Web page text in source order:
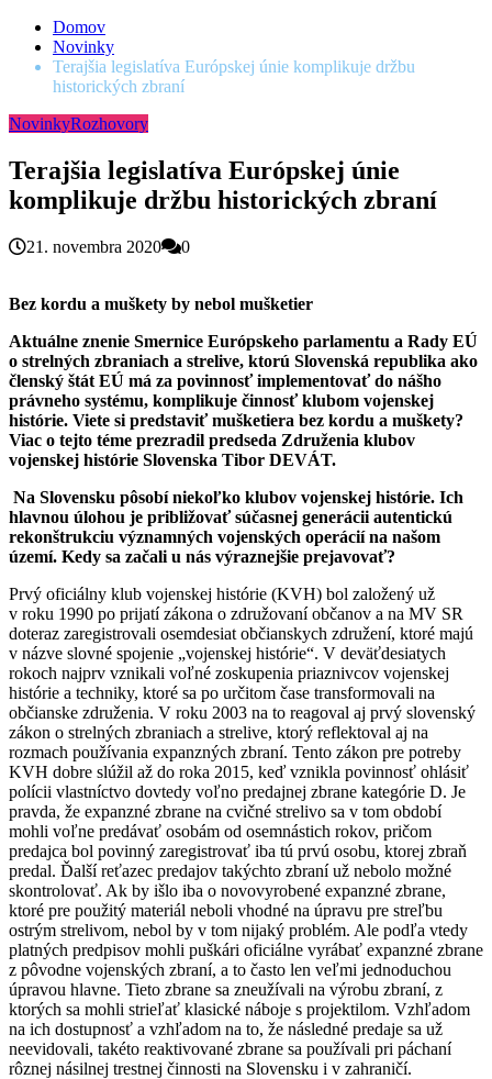
Domov
Novinky
Terajšia legislatíva Európskej únie komplikuje držbu
historických zbraní
NovinkyRozhovory
Terajšia legislatíva Európskej únie
komplikuje držbu historických zbraní
21. novembra 2020 0
Bez kordu a muškety by nebol mušketier
Aktuálne znenie Smernice Európskeho parlamentu a Rady EÚ
o strelných zbraniach a strelive, ktorú Slovenská republika ako
členský štát EÚ má za povinnosť implementovať do nášho
právneho systému, komplikuje činnosť klubom vojenskej
histórie. Viete si predstaviť mušketiera bez kordu a muškety?
Viac o tejto téme prezradil predseda Združenia klubov
vojenskej histórie Slovenska Tibor DEVÁT.
Na Slovensku pôsobí niekoľko klubov vojenskej histórie. Ich
hlavnou úlohou je približovať súčasnej generácii autentickú
rekonštrukciu významných vojenských operácií na našom
území. Kedy sa začali u nás výraznejšie prejavovať?
Prvý oficiálny klub vojenskej histórie (KVH) bol založený už
v roku 1990 po prijatí zákona o združovaní občanov a na MV SR
doteraz zaregistrovali osemdesiat občianskych združení, ktoré majú
v názve slovné spojenie „vojenskej histórie“. V deväťdesiatych
rokoch najprv vznikali voľné zoskupenia priaznivcov vojenskej
histórie a techniky, ktoré sa po určitom čase transformovali na
občianske združenia. V roku 2003 na to reagoval aj prvý slovenský
zákon o strelných zbraniach a strelive, ktorý reflektoval aj na
rozmach používania expanzných zbraní. Tento zákon pre potreby
KVH dobre slúžil až do roka 2015, keď vznikla povinnosť ohlásiť
polícii vlastníctvo dovtedy voľno predajnej zbrane kategórie D. Je
pravda, že expanzné zbrane na cvičné strelivo sa v tom období
mohli voľne predávať osobám od osemnástich rokov, pričom
predajca bol povinný zaregistrovať iba tú prvú osobu, ktorej zbraň
predal. Ďalší reťazec predajov takýchto zbraní už nebolo možné
skontrolovať. Ak by išlo iba o novovyrobené expanzné zbrane,
ktoré pre použitý materiál neboli vhodné na úpravu pre streľbu
ostrým strelivom, nebol by v tom nijaký problém. Ale podľa vtedy
platných predpisov mohli puškári oficiálne vyrábať expanzné zbrane
z pôvodne vojenských zbraní, a to často len veľmi jednoduchou
úpravou hlavne. Tieto zbrane sa zneužívali na výrobu zbraní, z
ktorých sa mohli strieľať klasické náboje s projektilom. Vzhľadom
na ich dostupnosť a vzhľadom na to, že následné predaje sa už
neevidovali, takéto reaktivované zbrane sa používali pri páchaní
rôznej násilnej trestnej činnosti na Slovensku i v zahraničí.